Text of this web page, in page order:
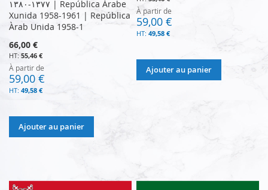
١٣٧٧-١٣٨٠ | República Árabe
Xunida 1958-1961 | República
Àrab Unida 1958-1
66,00 €
55,46 €
À partir de
59,00 €
49,58 €
Ajouter au panier
À partir de
59,00 €
49,58 €
Ajouter au panier